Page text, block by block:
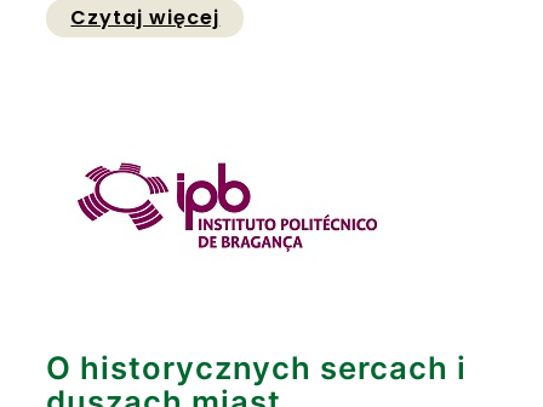
Czytaj więcej Przejdź do pełnej
O historycznych sercach i